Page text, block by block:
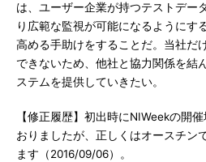
は、ユーザー企業が持つテストデー
り広範な監視が可能になるようにす
高める手助けをすることだ。当社だ
できないため、他社と協力関係を結
ステムを提供していきたい。
【修正履歴】初出時にNIWeekの開
おりましたが、正しくはオースチン
ます（2016/09/06）。